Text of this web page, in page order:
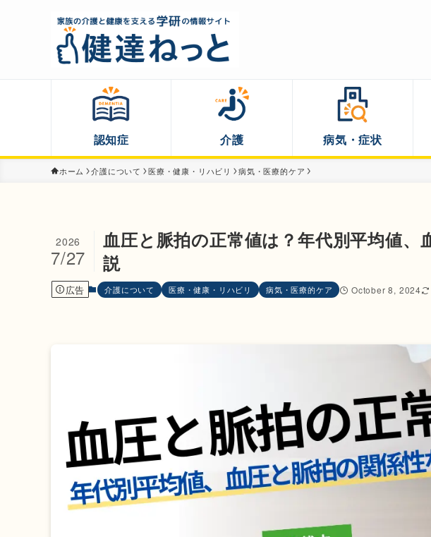
認知症 介護 病気・症状
ホーム 介護について 医療・健康・リハビリ 病気・医療的ケア
血圧と脈拍の正常値は？年代別平均値、
説
2026
7/27
広告 介護について 医療・健康・リハビリ 病気・医療的ケア October 8, 2024